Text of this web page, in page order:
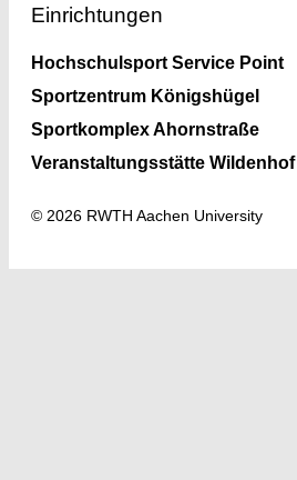
Einrichtungen
Hochschulsport Service Point
Sportzentrum Königshügel
Sportkomplex Ahornstraße
Veranstaltungsstätte Wildenhof
© 2026 RWTH Aachen University